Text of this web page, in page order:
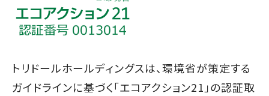
トリドールホールディングスは、環境省が策定する
ガイドラインに基づく「エコアクション21」の認証取